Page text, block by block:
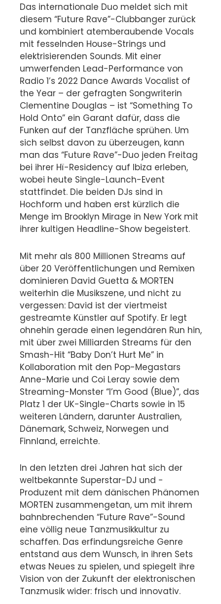
Das internationale Duo meldet sich mit
diesem “Future Rave”-Clubbanger zurück
und kombiniert atemberaubende Vocals
mit fesselnden House-Strings und
elektrisierenden Sounds. Mit einer
umwerfenden Lead-Performance von
Radio 1’s 2022 Dance Awards Vocalist of
the Year – der gefragten Songwriterin
Clementine Douglas – ist “Something To
Hold Onto” ein Garant dafür, dass die
Funken auf der Tanzfläche sprühen. Um
sich selbst davon zu überzeugen, kann
man das “Future Rave”-Duo jeden Freitag
bei ihrer Hï-Residency auf Ibiza erleben,
wobei heute Single-Launch-Event
stattfindet. Die beiden DJs sind in
Hochform und haben erst kürzlich die
Menge im Brooklyn Mirage in New York mit
ihrer kultigen Headline-Show begeistert.
Mit mehr als 800 Millionen Streams auf
über 20 Veröffentlichungen und Remixen
dominieren David Guetta & MORTEN
weiterhin die Musikszene, und nicht zu
vergessen: David ist der viertmeist
gestreamte Künstler auf Spotify. Er legt
ohnehin gerade einen legendären Run hin,
mit über zwei Milliarden Streams für den
Smash-Hit “Baby Don’t Hurt Me” in
Kollaboration mit den Pop-Megastars
Anne-Marie und Coi Leray sowie dem
Streaming-Monster “I’m Good (Blue)”, das
Platz 1 der UK-Single-Charts sowie in 15
weiteren Ländern, darunter Australien,
Dänemark, Schweiz, Norwegen und
Finnland, erreichte.
In den letzten drei Jahren hat sich der
weltbekannte Superstar-DJ und -
Produzent mit dem dänischen Phänomen
MORTEN zusammengetan, um mit ihrem
bahnbrechenden “Future Rave”-Sound
eine völlig neue Tanzmusikkultur zu
schaffen. Das erfindungsreiche Genre
entstand aus dem Wunsch, in ihren Sets
etwas Neues zu spielen, und spiegelt ihre
Vision von der Zukunft der elektronischen
Tanzmusik wider: frisch und innovativ.